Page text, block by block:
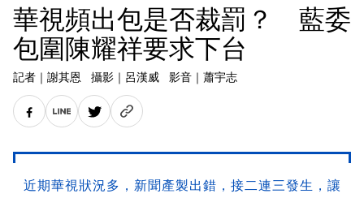
華視頻出包是否裁罰？ 藍委
包圍陳耀祥要求下台
記者 ｜ 謝其恩 攝影 ｜ 呂漢威 影音 ｜ 蕭宇志
近期華視狀況多，新聞產製出錯，接二連三發生，讓